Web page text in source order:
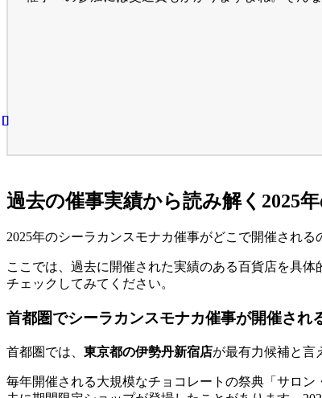
過去の催事実績から読み解く2025
2025年のシーラカンスモナカ催事がどこで開催され
ここでは、過去に開催された実績のある百貨店を具
チェックしてみてください。
首都圏でシーラカンスモナカ催事が開催され
首都圏では、 東京都の伊勢丹新宿店が最有力候補と言
毎年開催される大規模なチョコレートの祭典「サロ